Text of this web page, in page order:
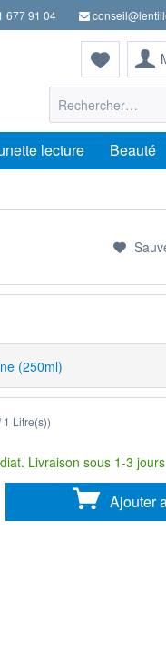
677 91 04
lecture Beauté
(250ml)
Litre(s))
Livraison sous 1-3
Ajouter